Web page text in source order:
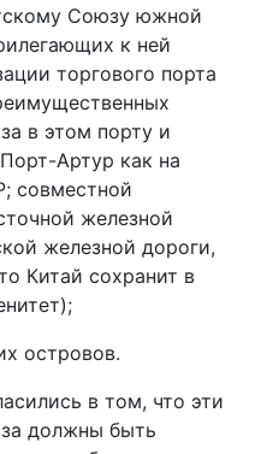
Союзу южной
к ней
торгового порта
в этом порту и
Артур как на
совместной
железной
железной дороги,
Китай сохранит в
островов.
в том, что эти
должны быть